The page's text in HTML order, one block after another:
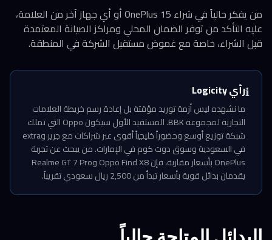
من يفكر حالياً في شراء OnePlus 15 أو أي جهاز آخر من العلامة،
عليه التأكد من توفر الضمان المحلي ومراكز الصيانة المعتمدة
قبل الشراء، خاصة مع غموض مستقبل الشركة في المنطقة.
ℹ️رأي Logicity
ما نشهده ليس أزمة توريد مؤقتة بل إعادة رسم خريطة العلامات
التجارية لمجموعة BBK. المستفيد الأول سيكون Oppo التي تملك
شبكة توزيع أوسع وحضوراً خليجياً أقوى عبر شراكات مع جرير وextra
في السعودية وسوق دوت كوم في الإمارات. من يبحث عن تجربة
OnePlus بأسعار مقاربة، فإن Oppo Find X8 وRealme GT 7 Pro
يقدمان بدائل قوية بأسعار تبدأ من 2,500 ريال سعودي تقريباً.